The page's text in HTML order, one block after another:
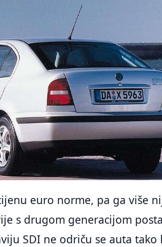
euro norme, pa ga više
s drugom generacijom
SDI ne odriču se auta tako